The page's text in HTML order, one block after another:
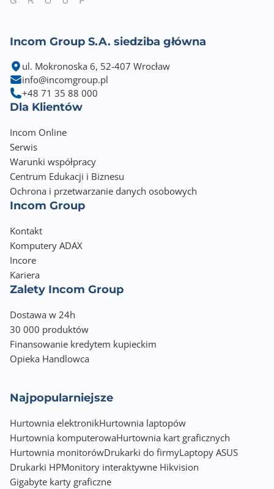
Incom Group S.A. siedziba główna
ul. Mokronoska 6, 52-407 Wrocław
info@incomgroup.pl
+48 71 35 88 000
Dla Klientów
Incom Online
Serwis
Warunki współpracy
Centrum Edukacji i Biznesu
Ochrona i przetwarzanie danych osobowych
Incom Group
Kontakt
Komputery ADAX
Incore
Kariera
Zalety Incom Group
Dostawa w 24h
30 000 produktów
Finansowanie kredytem kupieckim
Opieka Handlowca
Najpopularniejsze
Hurtownia elektronikHurtownia laptopów
Hurtownia komputerowaHurtownia kart graficznych
Hurtownia monitorówDrukarki do firmyLaptopy ASUS
Drukarki HPMonitory interaktywne Hikvision
Gigabyte karty graficzne